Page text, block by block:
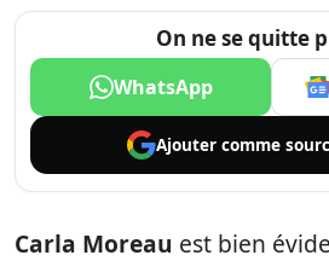
On ne se quitte
WhatsApp
Ajouter comme
Carla Moreau est bien